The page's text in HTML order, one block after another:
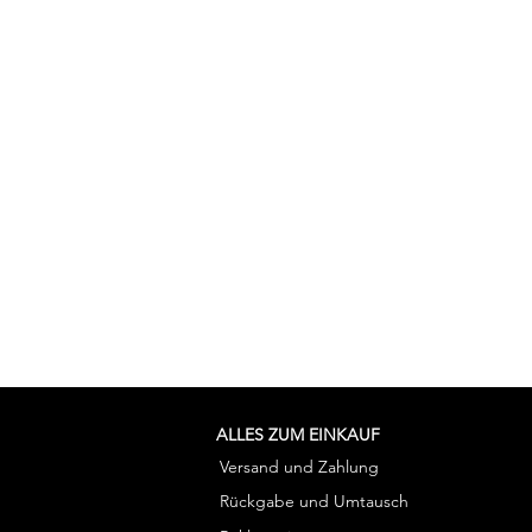
ALLES ZUM EINKAUF
Versand und Zahlung
Rückgabe und Umtausch